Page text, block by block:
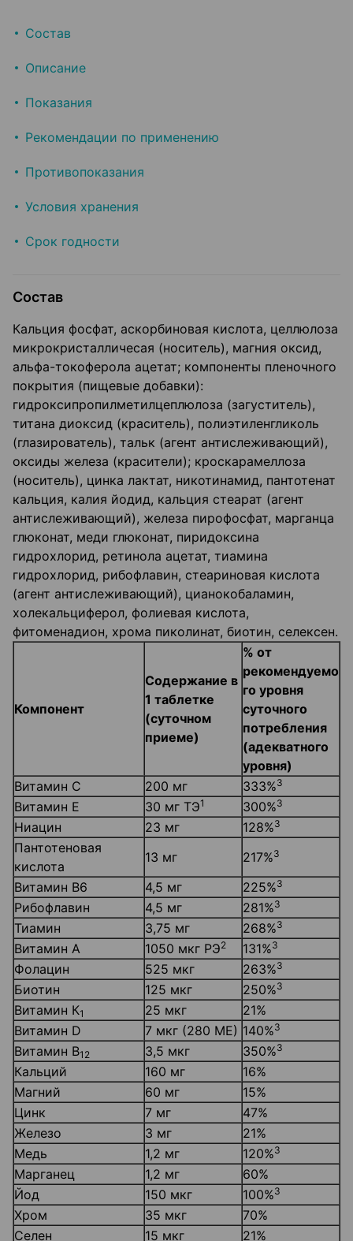
Состав
Описание
Показания
Рекомендации по применению
Противопоказания
Условия хранения
Срок годности
Состав
Кальция фосфат, аскорбиновая кислота, целлюлоза
микрокристалличесая (носитель), магния оксид,
альфа-токоферола ацетат; компоненты пленочного
покрытия (пищевые добавки):
гидроксипропилметилцеплюлоза (загуститель),
титана диоксид (краситель), полиэтиленгликоль
(глазирователь), тальк (агент антислеживающий),
оксиды железа (красители); кроскарамеллоза
(носитель), цинка лактат, никотинамид, пантотенат
кальция, калия йодид, кальция стеарат (агент
антислеживающий), железа пирофосфат, марганца
глюконат, меди глюконат, пиридоксина
гидрохлорид, ретинола ацетат, тиамина
гидрохлорид, рибофлавин, стеариновая кислота
(агент антислеживающий), цианокобаламин,
холекальциферол, фолиевая кислота,
фитоменадион, хрома пиколинат, биотин, селексен.
Компонент
Содержание в
1 таблетке
(суточном
приеме)
% от
рекомендуемо
го уровня
суточного
потребления
(адекватного
уровня)
Витамин С
200 мг 333%3
Витамин Е 30 мг ТЭ1 300%3
Ниацин 23 мг 128%3
Пантотеновая
кислота
13 мг 217%3
Витамин В6 4,5 мг 225%3
Рибофлавин 4,5 мг 281%3
Тиамин 3,75 мг 268%3
Витамин А 1050 мкг РЭ2 131%3
Фолацин 525 мкг 263%3
Биотин 125 мкг 250%3
Витамин К1 25 мкг
21%
Витамин D
7 мкг (280 МЕ) 140%3
Витамин В12 3,5 мкг 350%3
Кальций 160 мг
16%
Магний
60 мг
15%
Цинк
7 мг
47%
Железо
3 мг
21%
Медь
1,2 мг 120%3
Марганец 1,2 мг
60%
Йод
150 мкг 100%3
Хром 35 мкг
70%
Селен
15 мкг 21%